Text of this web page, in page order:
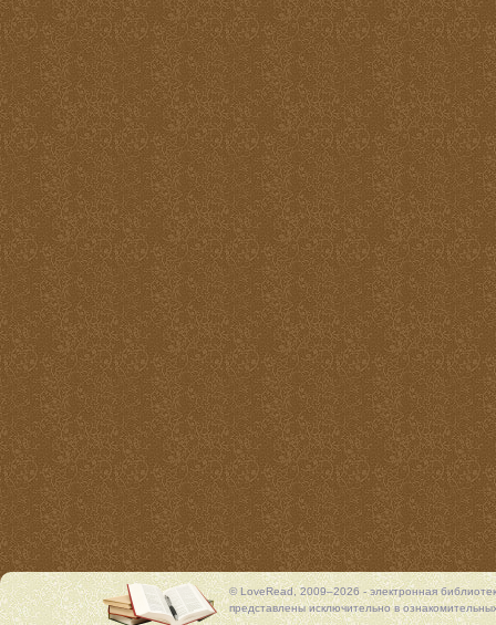
© LoveRead, 2009–2026 - электронная
представлены исключительно в